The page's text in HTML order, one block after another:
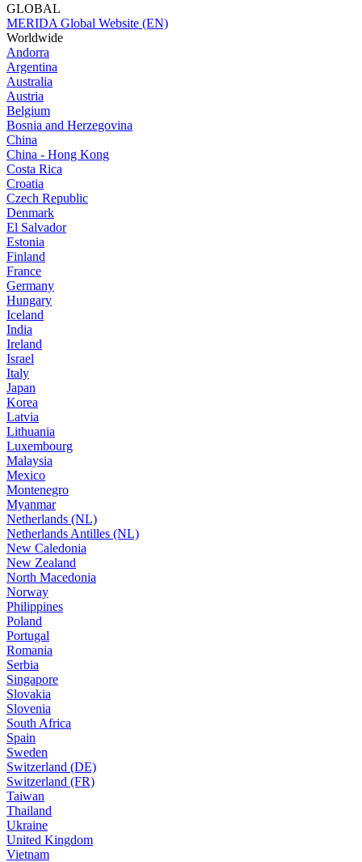
GLOBAL
MERIDA Global Website (EN)
Worldwide
Andorra
Argentina
Australia
Austria
Belgium
Bosnia and Herzegovina
China
China - Hong Kong
Costa Rica
Croatia
Czech Republic
Denmark
El Salvador
Estonia
Finland
France
Germany
Hungary
Iceland
India
Ireland
Israel
Italy
Japan
Korea
Latvia
Lithuania
Luxembourg
Malaysia
Mexico
Montenegro
Myanmar
Netherlands (NL)
Netherlands Antilles (NL)
New Caledonia
New Zealand
North Macedonia
Norway
Philippines
Poland
Portugal
Romania
Serbia
Singapore
Slovakia
Slovenia
South Africa
Spain
Sweden
Switzerland (DE)
Switzerland (FR)
Taiwan
Thailand
Ukraine
United Kingdom
Vietnam